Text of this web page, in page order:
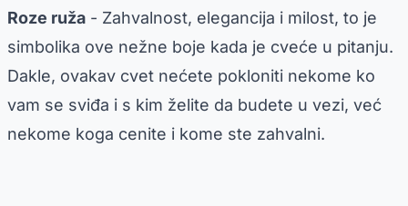
Roze ruža - Zahvalnost, elegancija i milost, to je
simbolika ove nežne boje kada je cveće u pitanju.
Dakle, ovakav cvet nećete pokloniti nekome ko
vam se sviđa i s kim želite da budete u vezi, već
nekome koga cenite i kome ste zahvalni.